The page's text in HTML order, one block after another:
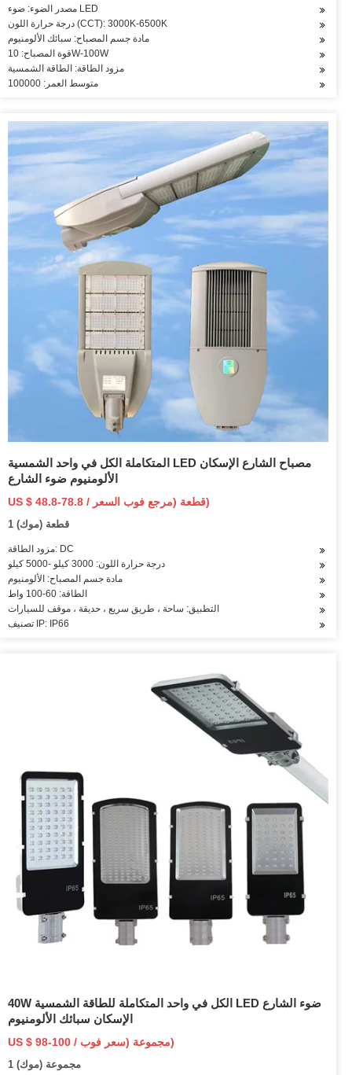
مصدر الضوء: ضوء LED
درجة حرارة اللون (CCT): 3000K-6500K
مادة جسم المصباح: سبائك الألومنيوم
قوة المصباح: 10W-100W
مزود الطاقة: الطاقة الشمسية
متوسط العمر: 100000
المتكاملة الكل في واحد الشمسية LED مصباح الشارع الإسكان
الألومنيوم ضوء الشارع
US $ 48.8-78.8 / قطعة (مرجع فوب السعر)
1 قطعة (موك)
مزود الطاقة: DC
درجة حرارة اللون: 3000 كيلو -5000 كيلو
مادة جسم المصباح: الألومنيوم
الطاقة: 60-100 واط
التطبيق: ساحة ، طريق سريع ، حديقة ، موقف للسيارات
تصنيف IP: IP66
40W الكل في واحد المتكاملة للطاقة الشمسية LED ضوء الشارع
الإسكان سبائك الألومنيوم
US $ 98-100 / مجموعة (سعر فوب)
1 مجموعة (موك)